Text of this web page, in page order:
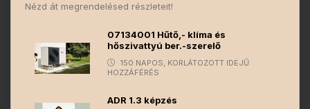
Nézd át megrendelésed részleteit!
07134001 Hűtő,- klíma és
hőszivattyú ber.-szerelő
150 NAPOS, KORLÁTOZOTT IDEJŰ
HOZZÁFÉRÉS
ADR 1.3 képzés